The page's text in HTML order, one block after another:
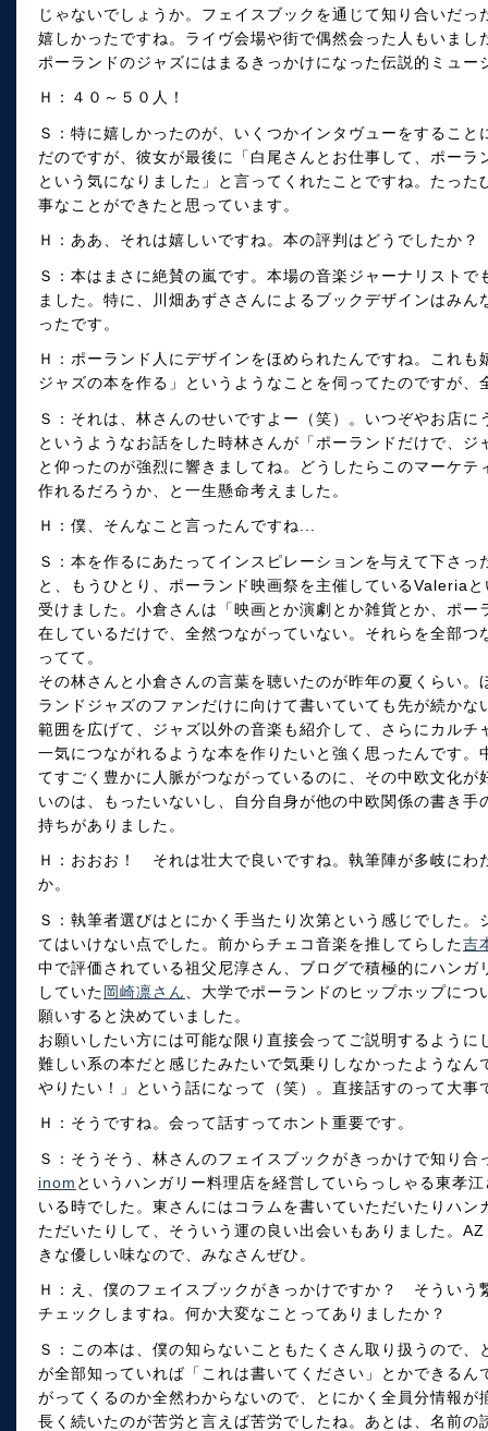
じゃないでしょうか。フェイスブックを通じて知り合いだ
嬉しかったですね。ライヴ会場や街で偶然会った人もいま
ポーランドのジャズにはまるきっかけになった伝説的ミュ
Ｈ：４０～５０人！
Ｓ：特に嬉しかったのが、いくつかインタヴューをするこ
だのですが、彼女が最後に「白尾さんとお仕事して、ポー
という気になりました」と言ってくれたことですね。たっ
事なことができたと思っています。
Ｈ：ああ、それは嬉しいですね。本の評判はどうでしたか？
Ｓ：本はまさに絶賛の嵐です。本場の音楽ジャーナリスト
ました。特に、川畑あずささんによるブックデザインはみ
ったです。
Ｈ：ポーランド人にデザインをほめられたんですね。これ
ジャズの本を作る」というようなことを伺ってたのですが、
Ｓ：それは、林さんのせいですよー（笑）。いつぞやお店
というようなお話をした時林さんが「ポーランドだけで、
と仰ったのが強烈に響きましてね。どうしたらこのマーケ
作れるだろうか、と一生懸命考えました。
Ｈ：僕、そんなこと言ったんですね...
Ｓ：本を作るにあたってインスピレーションを与えて下さ
と、もうひとり、ポーランド映画祭を主催しているValeria
受けました。小倉さんは「映画とか演劇とか雑貨とか、ポ
在しているだけで、全然つながっていない。それらを全部
ってて。
その林さんと小倉さんの言葉を聴いたのが昨年の夏くらい
ランドジャズのファンだけに向けて書いていても先が続か
範囲を広げて、ジャズ以外の音楽も紹介して、さらにカル
一気につながれるような本を作りたいと強く思ったんです
てすごく豊かに人脈がつながっているのに、その中欧文化
いのは、もったいないし、自分自身が他の中欧関係の書き
持ちがありました。
Ｈ：おおお！ それは壮大で良いですね。執筆陣が多岐にわ
か。
Ｓ：執筆者選びはとにかく手当たり次第という感じでした
てはいけない点でした。前からチェコ音楽を推してらした吉
中で評価されている祖父尼淳さん、ブログで積極的にハン
していた岡崎凛さん
、大学でポーランドのヒップホップにつ
願いすると決めていました。
お願いしたい方には可能な限り直接会ってご説明するように
難しい系の本だと感じたみたいで気乗りしなかったような
やりたい！」という話になって（笑）。直接話すのって大事
Ｈ：そうですね。会って話すってホント重要です。
Ｓ：そうそう、林さんのフェイスブックがきっかけで知り
inom というハンガリー料理店を経営していらっしゃる東孝
いる時でした。東さんにはコラムを書いていただいたりハ
ただいたりして、そういう運の良い出会いもありました。
きな優しい味なので、みなさんぜひ。
Ｈ：え、僕のフェイスブックがきっかけですか？ そうい
チェックしますね。何か大変なことってありましたか？
Ｓ：この本は、僕の知らないこともたくさん取り扱うので
が全部知っていれば「これは書いてください」とかできる
がってくるのか全然わからないので、とにかく全員分情報
長く続いたのが苦労と言えば苦労でしたね。あとは、名前